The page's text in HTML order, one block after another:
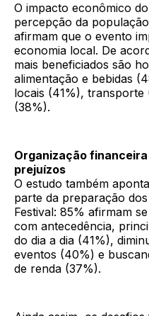
O impacto econômico
percepção da
afirmam que o evento
economia local. De
mais beneficiados são
alimentação e bebidas
locais (41%),
(38%).
Organização
prejuízos
O estudo também
parte da preparação
Festival: 85% afirmam
com antecedência,
do dia a dia (41%),
eventos (40%) e
de renda (37%).